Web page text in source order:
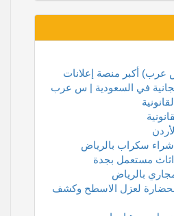
أكبر منصة إعلانات
في السعودية | س عرب
سكراب بالرياض
مستعمل بجدة
بالرياض
لعزل الاسطح وكشف